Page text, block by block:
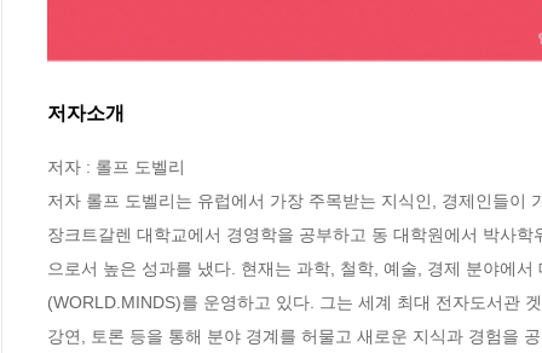
저자소개
저자 : 롤프 도벨리
저자 롤프 도벨리는 유럽에서 가장 주목받는 지식인, 경제인들이
장크트갈렌 대학교에서 경영학을 공부하고 동 대학원에서 박사
으로서 높은 성과를 냈다. 현재는 과학, 철학, 예술, 경제 분야에
(WORLD.MINDS)를 운영하고 있다. 그는 세계 최대 전자도서관
강연, 토론 등을 통해 분야 경계를 허물고 새로운 지식과 경험을